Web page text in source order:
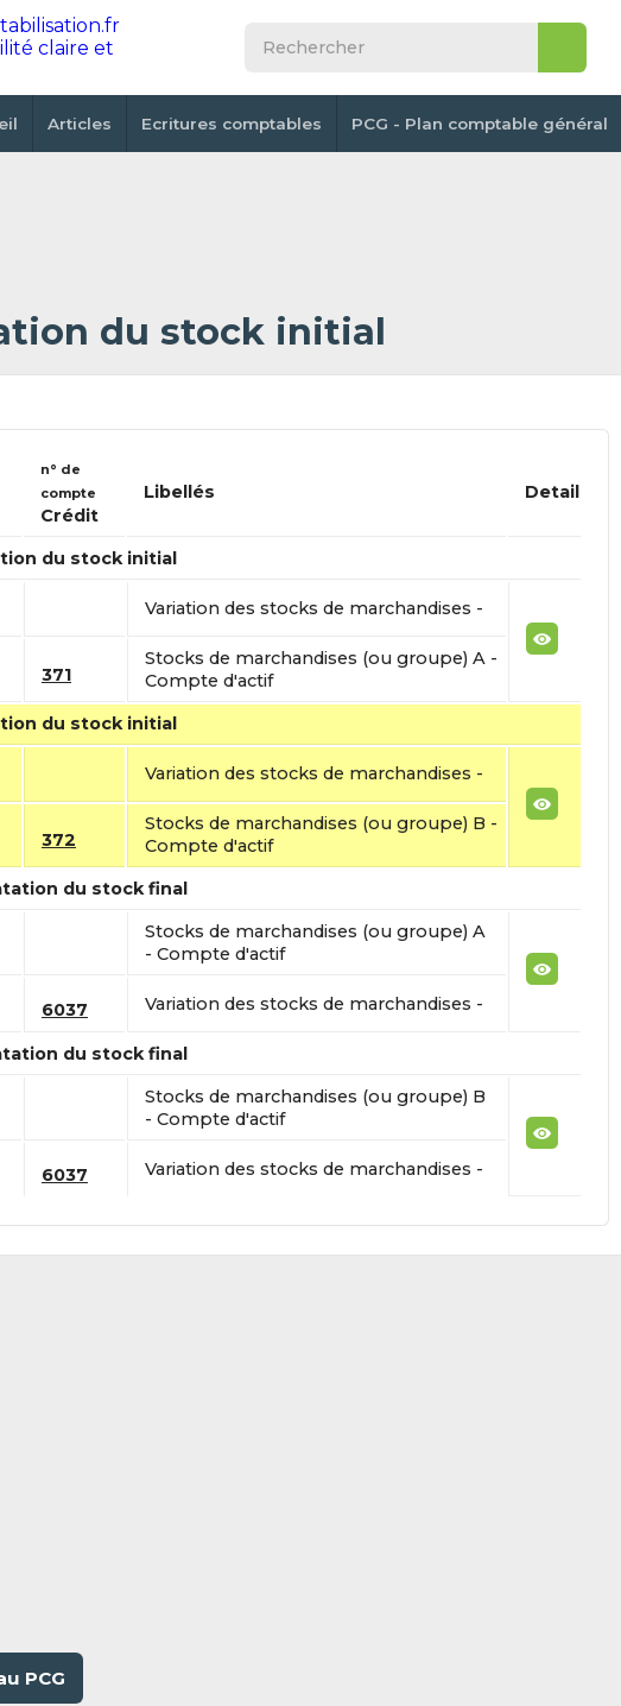
Articles Ecritures comptables PCG - Plan comptable général
du stock initial
n° de
compte
Crédit
Libellés Detail
du stock initial
Variation des stocks de marchandises -
371
Stocks de marchandises (ou groupe) A -
Compte d'actif
du stock initial
Variation des stocks de marchandises -
372
Stocks de marchandises (ou groupe) B -
Compte d'actif
du stock final
Stocks de marchandises (ou groupe) A
- Compte d'actif
6037 Variation des stocks de marchandises -
du stock final
Stocks de marchandises (ou groupe) B
- Compte d'actif
6037 Variation des stocks de marchandises -
PCG